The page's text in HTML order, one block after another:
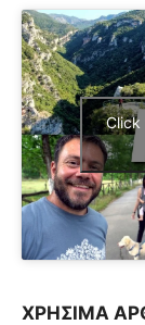
Click
ΧΡΗΣΙΜΑ